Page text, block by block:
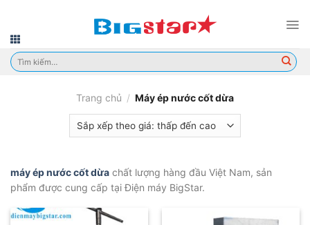
content
Tìm
kiếm:
Trang chủ / Máy ép nước cốt dừa
máy ép nước cốt dừa chất lượng hàng đầu Việt Nam, sản
phẩm được cung cấp tại Điện máy BigStar.